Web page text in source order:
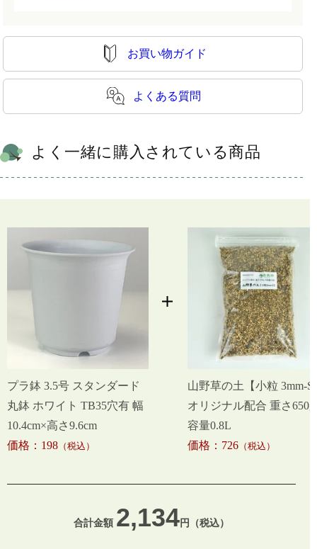
お買い物ガイド
よくある質問
よく一緒に購入されている商品
プラ鉢 3.5号 スタンダード
丸鉢 ホワイト TB35穴有 幅
10.4cm×高さ9.6cm
価格：198 （税込）
山野草の土【小粒 3mm-S
オリジナル配合 重さ650g
容量0.8L
価格：726 （税込）
合計金額 2,134円（税込）